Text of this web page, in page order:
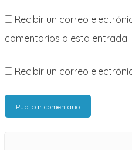
Recibir un correo
comentarios a esta entrada.
Recibir un correo